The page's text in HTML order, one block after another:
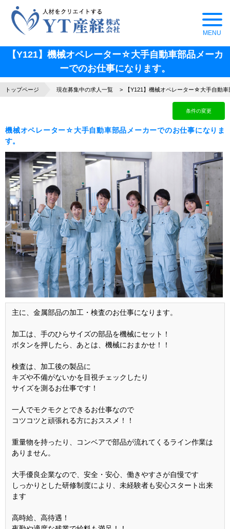
【Y121】機械オペレーター☆大手自動車部品メーカ
ーでのお仕事になります。
トップページ 現在募集中の求人一覧 【Y121】機械オペレーター☆大手自動
条件の変更
機械オペレーター☆大手自動車部品メーカーでのお仕事になりま
す。
主に、金属部品の加工・検査のお仕事になります。
加工は、手のひらサイズの部品を機械にセット！
ボタンを押したら、あとは、機械におまかせ！！
検査は、加工後の製品に
キズや不備がないかを目視チェックしたり
サイズを測るお仕事です！
一人でモクモクとできるお仕事なので
コツコツと頑張れる方におススメ！！
重量物を持ったり、コンベアで部品が流れてくるライン作業は
ありません。
大手優良企業なので、安全・安心、働きやすさが自慢です
しっかりとした研修制度により、未経験者も安心スタート出来
ます
高時給、高待遇！